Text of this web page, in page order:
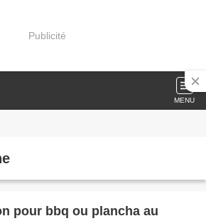
Publicité
MENU
pour bbq ou plancha au